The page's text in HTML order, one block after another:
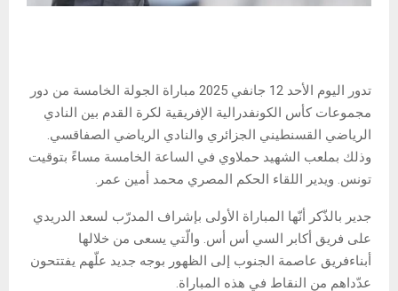
تدور اليوم الأحد 12 جانفي 2025 مباراة الجولة الخامسة من دور
مجموعات كأس الكونفدرالية الإفريقية لكرة القدم بين النادي
الرياضي القسنطيني الجزائري والنادي الرياضي الصفاقسي.
وذلك بملعب الشهيد حملاوي في الساعة الخامسة مساءً بتوقيت
تونس. ويدير اللقاء الحكم المصري محمد أمين عمر.
جدير بالذّكر أنّها المباراة الأولى بإشراف المدرّب لسعد الدريدي
على فريق أكابر السي أس أس. والّتي يسعى من خلالها
أبناءفريق عاصمة الجنوب إلى الظهور بوجه جديد علّهم يفتتحون
عدّداهم من النقاط في هذه المباراة.